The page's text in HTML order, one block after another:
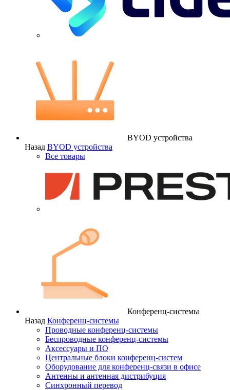
BYOD устройства
Назад BYOD устройства
Все товары
Конференц-системы
Назад Конференц-системы
Проводные конференц-системы
Беспроводные конференц-системы
Аксессуары и ПО
Центральные блоки конференц-систем
Оборудование для конференц-связи в офисе
Антенны и антенная дистрибуция
Синхронный перевод